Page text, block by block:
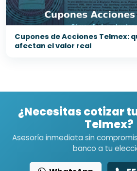
Cupones de Acciones Telmex:
afectan el valor real
¿Necesitas cotizar
Telmex?
Asesoría inmediata sin
banco a tu